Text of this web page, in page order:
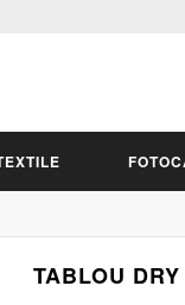
TABLOU